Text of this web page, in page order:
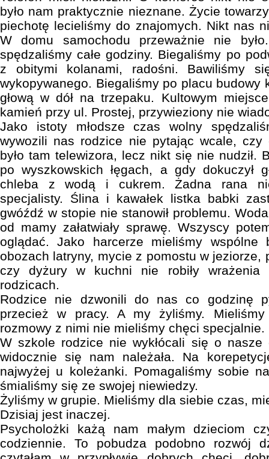
było nam praktycznie nieznane. Życie
piechotę lecieliśmy do znajomych. Nikt nas
W domu samochodu przeważnie nie
spędzaliśmy całe godziny. Biegaliśmy po
z obitymi kolanami, radośni. Bawiliśmy
wykopywanego. Biegaliśmy po placu budowy
głową w dół na trzepaku. Kultowym
kamień przy ul. Prostej, przywieziony nie
Jako istoty młodsze czas wolny
wywozili nas rodzice nie pytając wcale,
było tam telewizora, lecz nikt się nie nudził.
po wyszkowskich łęgach, a gdy dokuczył
chleba z wodą i cukrem. Żadna rana
specjalisty. Ślina i kawałek listka babki
gwóźdź w stopie nie stanowił problemu.
od mamy załatwiały sprawę. Wszyscy
oglądać. Jako harcerze mieliśmy wspólne
obozach latryny, mycie z pomostu w jeziorze,
czy dyżury w kuchni nie robiły wrażenia
rodzicach.
Rodzice nie dzwonili do nas co godzinę
przecież w pracy. A my żyliśmy.
rozmowy z nimi nie mieliśmy chęci specjalnie.
W szkole rodzice nie wykłócali się o nasze
widocznie się nam należała. Na
najwyżej u koleżanki. Pomagaliśmy sobie
śmialiśmy się ze swojej niewiedzy.
Żyliśmy w grupie. Mieliśmy dla siebie czas,
Dzisiaj jest inaczej.
Psycholożki każą nam małym dzieciom
codziennie. To pobudza podobno rozwój